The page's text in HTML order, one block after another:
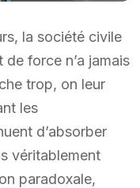
la société civile
force n’a jamais
trop, on leur
les
d’absorber
véritablement
paradoxale,